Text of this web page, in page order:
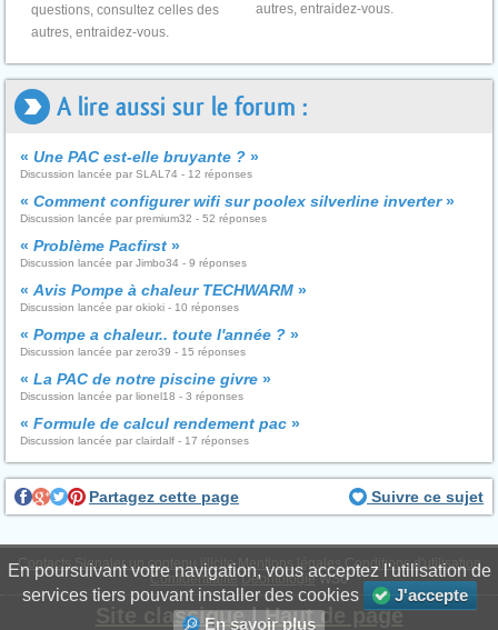
questions, consultez celles des
autres, entraidez-vous.
autres, entraidez-vous.
A lire aussi sur le forum :
« Une PAC est-elle bruyante ? »
Discussion lancée par SLAL74 - 12 réponses
« Comment configurer wifi sur poolex silverline inverter»
Discussion lancée par premium32 - 52 réponses
« Problème Pacfirst »
Discussion lancée par Jimbo34 - 9 réponses
« Avis Pompe à chaleur TECHWARM »
Discussion lancée par okioki - 10 réponses
« Pompe a chaleur.. toute l'année ? »
Discussion lancée par zero39 - 15 réponses
« La PAC de notre piscine givre »
Discussion lancée par lionel18 - 3 réponses
« Formule de calcul rendement pac »
Discussion lancée par clairdalf - 17 réponses
Partagez cette page Suivre ce sujet
Contacts Signaler un contenu illicite Mentions légales Conditions d'utilisation
Confidentialité DéontologieWS6
Site classique|Haut de page
En poursuivant votre navigation, vous acceptez l'utilisation de
services tiers pouvant installer des cookies
J'accepte
En savoir plus